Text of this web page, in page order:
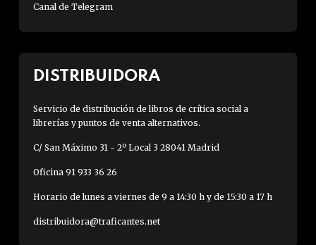
Canal de Telegram
DISTRIBUIDORA
Servicio de distribución de libros de crítica social a
librerías y puntos de venta alternativos.
C/ San Máximo 31 - 2º Local 3 28041 Madrid
Oficina 91 933 36 26
Horario de lunes a viernes de 9 a 14:30 h y de 15:30 a 17 h
distribuidora@traficantes.net